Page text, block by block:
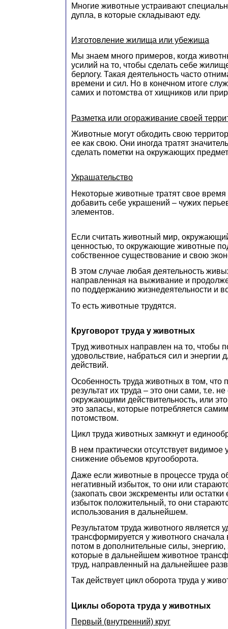
Многие животные устраивают
дупла, в которые складывают еду.
Изготовление жилища или убежища
Мы знаем много примеров, когда
усилий на то, чтобы сделать себе
берлогу. Такая деятельность часто
времени и сил. Но в конечном итоге
самих и потомства от хищников или
Разметка или огораживание своей
Животные могут обходить свою
ее как свою. Они иногда тратят
сделать пометки на окружающих
Украшательство
Некоторые животные тратят свое
добавить себе украшений – чужих
элементов.
Если считать животный мир,
ценностью, то окружающие животные
собственное существование и свою
В этом случае любая деятельность
направленная на выживание и
по поддержанию жизнедеятельности и
То есть животные трудятся.
Круговорот труда у животных
Труд животных направлен на то, чтобы
удовольствие, набраться сил и энергии
действий.
Особенность труда животных в том, что
результат их труда – это они сами, т.е.
окружающими действительность, или
это запасы, которые потребляется
потомством.
Цикл труда животных замкнут и
В нем практически отсутствует видимое
снижение объемов кругооборота.
Даже если животные в процессе труда
негативный избыток, то они или
(закопать свои экскременты или
избыток положительный, то они
использования в дальнейшем.
Результатом труда животного является
трансформируется у животного сначала
потом в дополнительные силы, энергию,
которые в дальнейшем животное
труд, направленный на дальнейшее
Так действует цикл оборота труда у
Циклы оборота труда у животных
Первый (внутренний) круг